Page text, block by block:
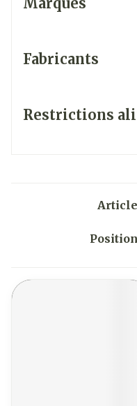
Fabricants
Restrictions
Trier